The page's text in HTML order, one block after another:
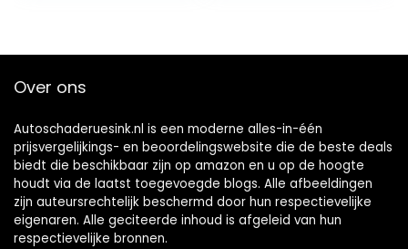
Over ons
Autoschaderuesink.nl is een moderne alles-in-één
prijsvergelijkings- en beoordelingswebsite die de beste deals
biedt die beschikbaar zijn op amazon en u op de hoogte
houdt via de laatst toegevoegde blogs. Alle afbeeldingen
zijn auteursrechtelijk beschermd door hun respectievelijke
eigenaren. Alle geciteerde inhoud is afgeleid van hun
respectievelijke bronnen.